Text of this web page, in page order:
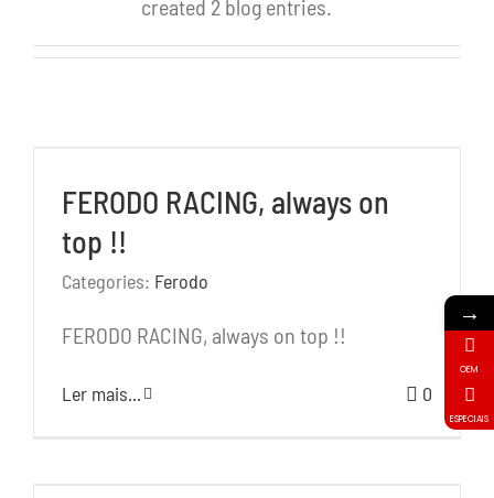
created 2 blog entries.
FERODO RACING, always on
top !!
Categories: Ferodo
FERODO RACING, always on top !!
Ler mais... 0
→
OEM
ESPECIAIS